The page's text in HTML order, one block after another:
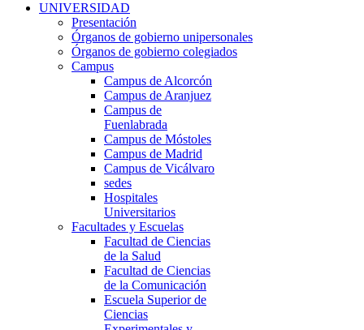
UNIVERSIDAD
Presentación
Órganos de gobierno unipersonales
Órganos de gobierno colegiados
Campus
Campus de Alcorcón
Campus de Aranjuez
Campus de
Fuenlabrada
Campus de Móstoles
Campus de Madrid
Campus de Vicálvaro
sedes
Hospitales
Universitarios
Facultades y Escuelas
Facultad de Ciencias
de la Salud
Facultad de Ciencias
de la Comunicación
Escuela Superior de
Ciencias